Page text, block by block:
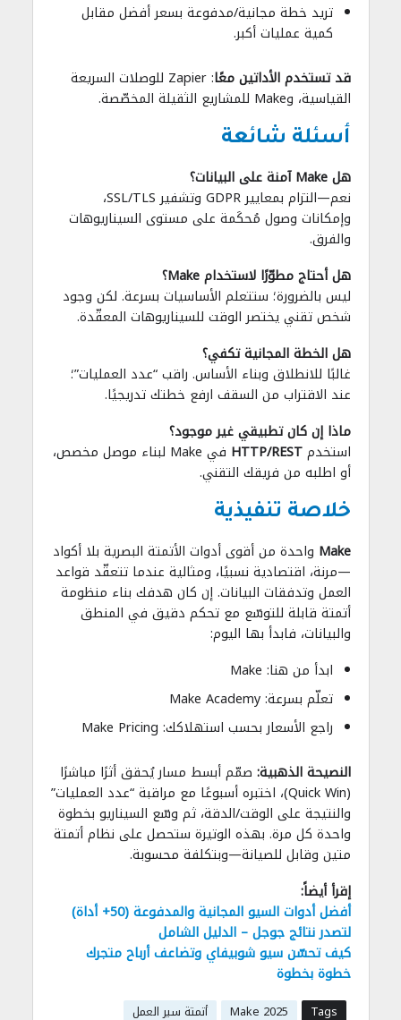
تريد خطة مجانية/مدفوعة بسعر أفضل مقابل
كمية عمليات أكبر.
قد تستخدم الأداتين معًا
: Zapier للوصلات السريعة
القياسية، وMake للمشاريع الثقيلة المخصّصة.
أسئلة شائعة
هل Make آمنة على البيانات؟
نعم—التزام بمعايير GDPR وتشفير SSL/TLS،
وإمكانات وصول مُحكَمة على مستوى السيناريوهات
والفرق.
هل أحتاج مطوّرًا لاستخدام Make؟
ليس بالضرورة؛ ستتعلم الأساسيات بسرعة. لكن وجود
شخص تقني يختصر الوقت للسيناريوهات المعقّدة.
هل الخطة المجانية تكفي؟
غالبًا للانطلاق وبناء الأساس. راقب “عدد العمليات”؛
عند الاقتراب من السقف ارفع خطتك تدريجيًا.
ماذا إن كان تطبيقي غير موجود؟
استخدمHTTP/REST
في Make لبناء موصل مخصص،
أو اطلبه من فريقك التقني.
خلاصة تنفيذية
Make واحدة من أقوى أدوات الأتمتة البصرية بلا أكواد
—مرنة، اقتصادية نسبيًا، ومثالية عندما تتعقّد قواعد
العمل وتدفقات البيانات. إن كان هدفك بناء منظومة
أتمتة قابلة للتوسّع مع تحكم دقيق في المنطق
والبيانات، فابدأ بها اليوم:
ابدأ من هنا: Make
تعلّم بسرعة: Make Academy
راجع الأسعار بحسب استهلاكك: Make Pricing
النصيحة الذهبية: صمّم أبسط مسار يُحقق أثرًا مباشرًا
(Quick Win)، اختبره أسبوعًا مع مراقبة “عدد العمليات”
والنتيجة على الوقت/الدقة، ثم وسّع السيناريو بخطوة
واحدة كل مرة. بهذه الوتيرة ستحصل على نظام أتمتة
متين وقابل للصيانة—وبتكلفة محسوبة.
إقرأ أيضاً:
أفضل أدوات السيو المجانية والمدفوعة (50+ أداة)
لتصدر نتائج جوجل – الدليل الشامل
كيف تحسّن سيو شوبيفاي وتضاعف أرباح متجرك
خطوة بخطوة
Tags
Make 2025
أتمتة سير العمل